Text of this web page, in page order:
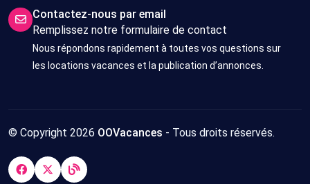
Contactez-nous par email
Remplissez notre formulaire de contact
Nous répondons rapidement à toutes vos questions sur
les locations vacances et la publication d’annonces.
© Copyright 2026 OOVacances - Tous droits réservés.